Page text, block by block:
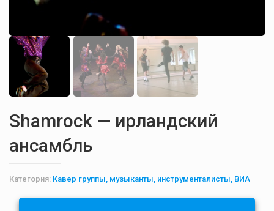
Shamrock — ирландский
ансамбль
Категория: Кавер группы, музыканты, инструменталисты, ВИА